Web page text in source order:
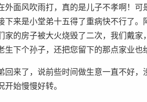
面风吹雨打，真的是儿子不孝啊！可
来是小堂弟十五得了重病快不行了
的房子被大火烧毁了二次，我们戴家
生下个孙子，还把您留下的那点家业
来了，说前些时间做生意一直不好，
始慢慢好转。